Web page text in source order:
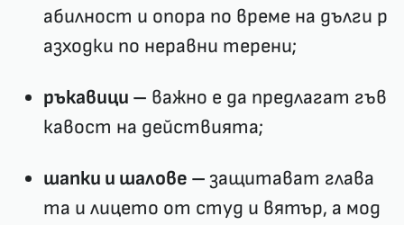
абилност и опора по време на дълги р
азходки по неравни терени;
ръкавици – важно е да предлагат гъв
кавост на действията;
шапки и шалове – защитават глава
та и лицето от студ и вятър, а мод